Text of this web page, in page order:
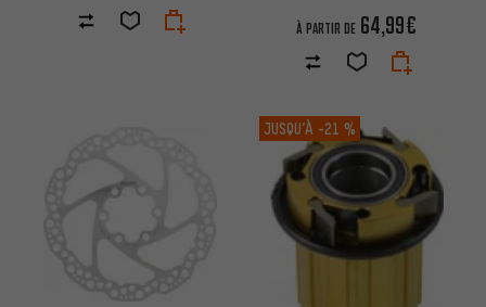
À PARTIR DE 64,99€
JUSQU’À -21 %